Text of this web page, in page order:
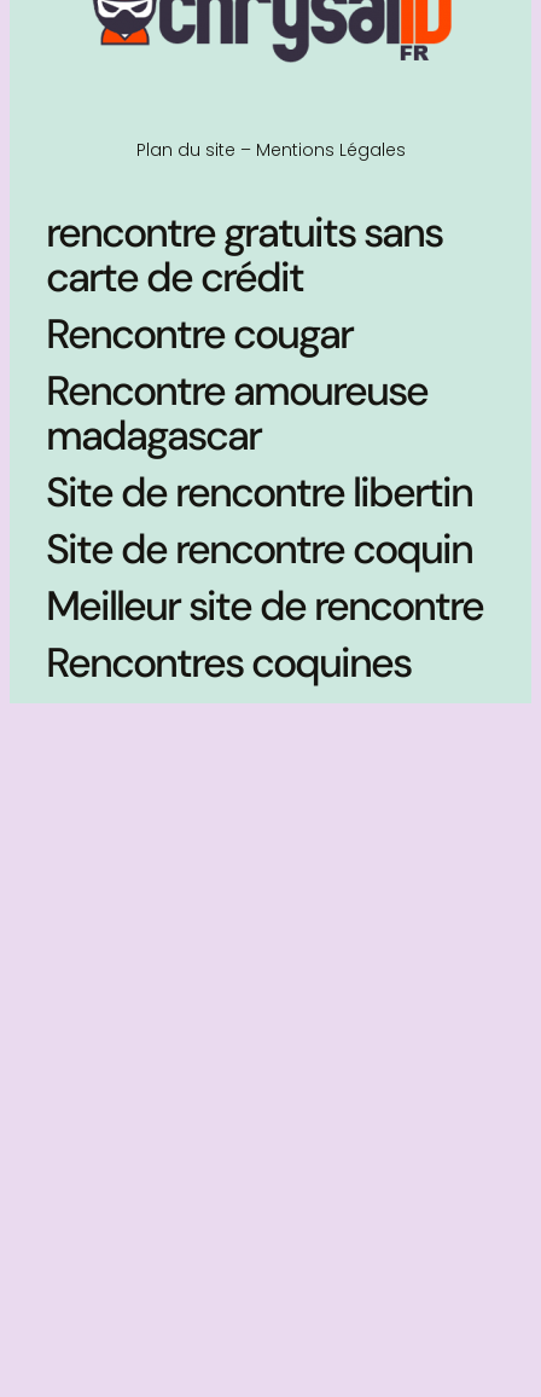
Plan du site – Mentions Légales
rencontre gratuits sans
carte de crédit
Rencontre cougar
Rencontre amoureuse
madagascar
Site de rencontre libertin
Site de rencontre coquin
Meilleur site de rencontre
Rencontres coquines